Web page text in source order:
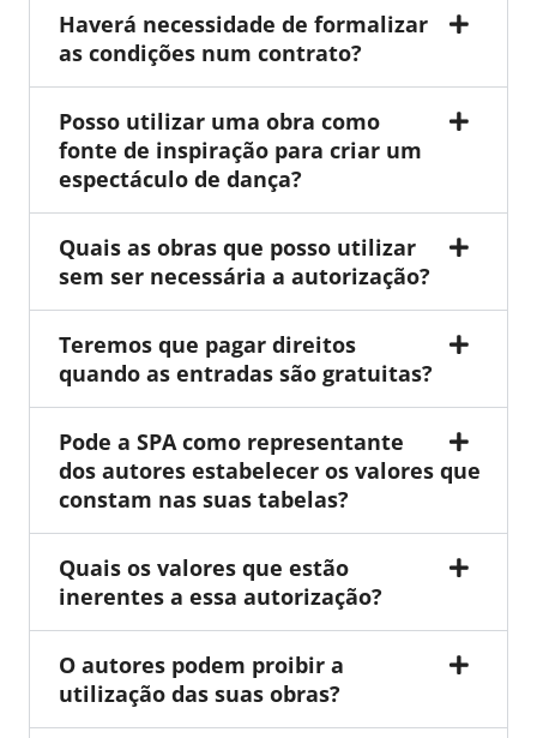
Haverá necessidade de formalizar
as condições num contrato?
Posso utilizar uma obra como
fonte de inspiração para criar um
espectáculo de dança?
Quais as obras que posso utilizar
sem ser necessária a autorização?
Teremos que pagar direitos
quando as entradas são gratuitas?
Pode a SPA como representante
dos autores estabelecer os valores que
constam nas suas tabelas?
Quais os valores que estão
inerentes a essa autorização?
O autores podem proibir a
utilização das suas obras?